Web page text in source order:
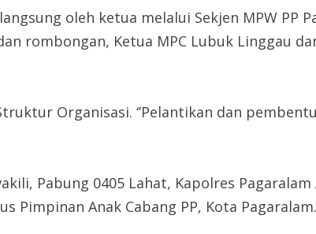
oleh ketua melalui Sekjen MPW PP
rombongan, Ketua MPC Lubuk Linggau
Organisasi. ‘’Pelantikan dan
Pabung 0405 Lahat, Kapolres
Pimpinan Anak Cabang PP, Kota Pagaralam.